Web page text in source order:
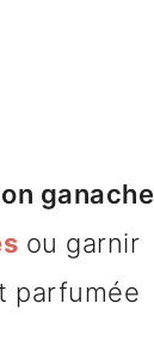
ganache
ou garnir
parfumée